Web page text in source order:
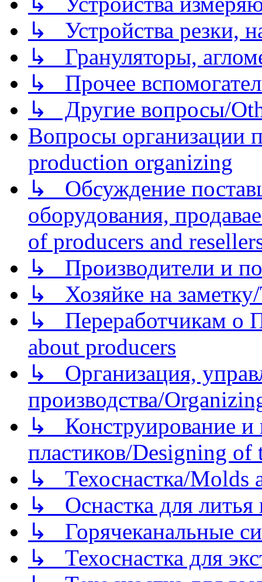
↳ Устройства резки,
↳ Грануляторы,
↳ Прочее
↳ Другие вопросы/
Вопросы организации
production organizing
↳ Обсуждение
оборудования,
of producers and
↳ Производители и
↳ Хозяйке на
↳ Переработчикам о
about producers
↳ Организация,
производства/
↳ Конструирование и
пластиков/Designing of
↳ Техоснастка/Molds
↳ Оснастка для литья
↳ Горячеканальные
↳ Техоснастка для